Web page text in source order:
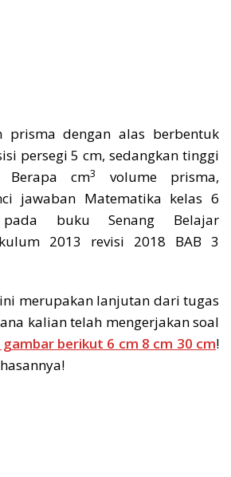
prisma dengan alas berbentuk
persegi 5 cm, sedangkan tinggi
cm3
volume prisma,
jawaban Matematika kelas 6
buku Senang Belajar
2013 revisi 2018 BAB 3
merupakan lanjutan dari tugas
kalian telah mengerjakan soal
berikut 6 cm 8 cm 30 cm!